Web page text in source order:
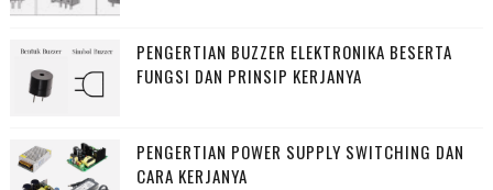
PENGERTIAN BUZZER ELEKTRONIKA BESERTA
FUNGSI DAN PRINSIP KERJANYA
PENGERTIAN POWER SUPPLY SWITCHING DAN
CARA KERJANYA